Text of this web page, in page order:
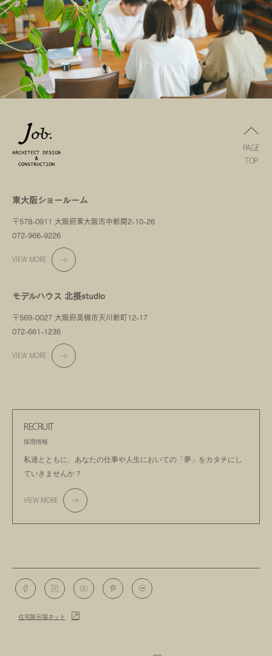
東大阪ショールーム
〒578-0911 大阪府東大阪市中新開2-10-26
072-966-9226
VIEW MORE
モデルハウス 北摂studio
〒569-0027 大阪府高槻市天川新町12-17
072-661-1236
VIEW MORE
RECRUIT
採用情報
私達とともに、あなたの仕事や人生においての 「夢」をカタチにし
ていきませんか？
VIEW MORE
PAGE
TOP
住宅展示場ネット